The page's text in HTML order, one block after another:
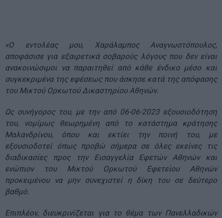
«Ο εντολέας μου, Χαράλαμπος Αναγνωστόπουλος,
αποφάσισε για εξαιρετικά σοβαρούς λόγους που δεν είναι
ανακοινώσιμοι να παραιτηθεί από κάθε ένδικο μέσο και
συγκεκριμένα της εφέσεως που άσκησε κατά της απόφασης
του Μικτού Ορκωτού Δικαστηρίου Αθηνών.
Ως συνήγορος του, με την από 06-06-2023 εξουσιοδότηση
του, νομίμως θεωρημένη από το κατάστημα κράτησης
Μαλανδρίνου, όπου και εκτίει την ποινή του, με
εξουσιοδοτεί όπως προβώ σήμερα σε όλες εκείνες τις
διαδικασίες προς την Εισαγγελία Εφετών Αθηνών και
ενώπιον του Μικτού Ορκωτού Εφετείου Αθηνών
προκειμένου να μην συνεχιστεί η δίκη του σε δεύτερο
βαθμό.
Επιπλέον, διευκρινίζεται για το θέμα των Πανελλαδικών